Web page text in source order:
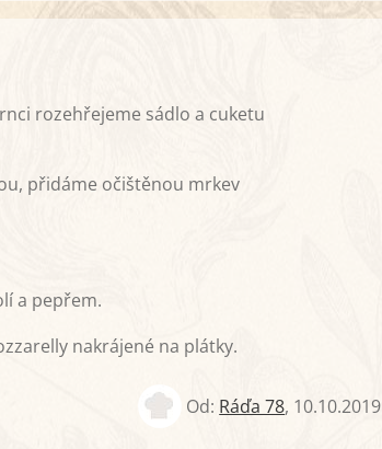
rozehřejeme sádlo a cuketu
přidáme očištěnou mrkev
a pepřem.
nakrájené na plátky.
Od: Ráďa 78, 10.10.2019